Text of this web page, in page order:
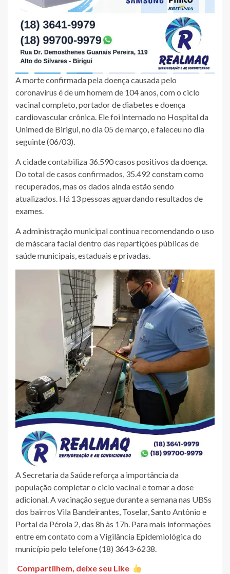
A morte confirmada pela doença causada pelo
coronavírus é de um homem de 104 anos, com o ciclo
vacinal completo, portador de diabetes e doença
cardiovascular crônica. Ele foi internado no Hospital da
Unimed de Birigui, no dia 05 de março, e faleceu no dia
seguinte (06/03).
A cidade contabiliza 36.590 casos positivos da doença.
Do total de casos confirmados, 35.492 constam como
recuperados, mas os dados ainda estão sendo
atualizados. Há 13 pessoas aguardando resultados de
exames.
A administração municipal continua recomendando o uso
de máscara facial dentro das repartições públicas de
saúde municipais, estaduais e privadas.
A Secretaria da Saúde reforça a importância da
população completar o ciclo vacinal e tomar a dose
adicional. A vacinação segue durante a semana nas UBSs
dos bairros Vila Bandeirantes, Toselar, Santo Antônio e
Portal da Pérola 2, das 8h às 17h. Para mais informações
entre em contato com a Vigilância Epidemiológica do
município pelo telefone (18) 3643-6238.
Compartilhem, deixe seu Like